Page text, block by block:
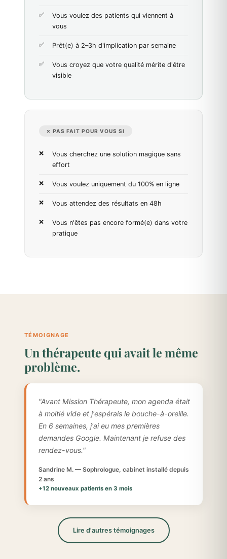
Vous voulez des patients qui viennent à
vous
Prêt(e) à 2–3h d'implication par semaine
Vous croyez que votre qualité mérite d'être
visible
✗ PAS FAIT POUR VOUS SI
Vous cherchez une solution magique sans
effort
Vous voulez uniquement du 100% en ligne
Vous attendez des résultats en 48h
Vous n'êtes pas encore formé(e) dans votre
pratique
TÉMOIGNAGE
Un thérapeute qui avait le même
problème.
"Avant Mission Thérapeute, mon agenda était
à moitié vide et j'espérais le bouche-à-oreille.
En 6 semaines, j'ai eu mes premières
demandes Google. Maintenant je refuse des
rendez-vous."
Sandrine M. — Sophrologue, cabinet installé depuis
2 ans
+12 nouveaux patients en 3 mois
Lire d'autres témoignages